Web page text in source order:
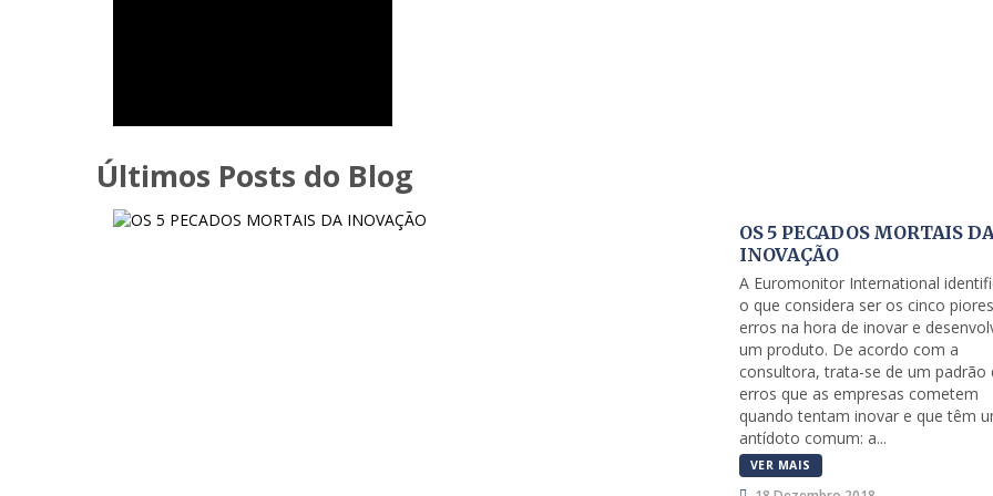
Últimos Posts do Blog
OS 5 PECADOS MORTAIS DA
INOVAÇÃO
A Euromonitor International
o que considera ser os cinco piores
erros na hora de inovar e
um produto. De acordo com a
consultora, trata-se de um padrão
erros que as empresas cometem
quando tentam inovar e que têm
antídoto comum: a...
VER MAIS